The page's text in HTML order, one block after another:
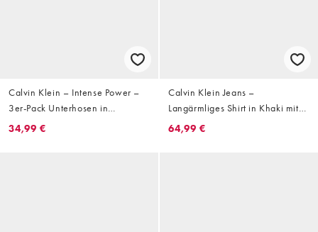
Calvin Klein – Intense Power –
3er-Pack Unterhosen in
Grau/Aqua/Schwarz
34,99 €
Calvin Klein Jeans –
Langärmliges Shirt in Khaki mit
Aufnäher und Waffelstruktur
64,99 €